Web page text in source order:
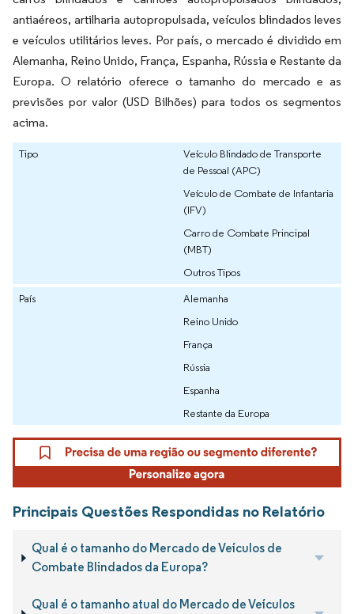
antiaéreos, artilharia autopropulsada, veículos blindados leves
e veículos utilitários leves. Por país, o mercado é dividido em
Alemanha, Reino Unido, França, Espanha, Rússia e Restante da
Europa. O relatório oferece o tamanho do mercado e as
previsões por valor (USD Bilhões) para todos os segmentos
acima.
Tipo
Veículo Blindado de Transporte
de Pessoal (APC)
Veículo de Combate de Infantaria
(IFV)
Carro de Combate Principal
(MBT)
Outros Tipos
País
Alemanha
Reino Unido
França
Rússia
Espanha
Restante da Europa
Principais Questões Respondidas no Relatório
Qual é o tamanho do Mercado de Veículos de
Combate Blindados da Europa?
Qual é o tamanho atual do Mercado de Veículos